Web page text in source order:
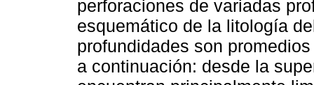
perforaciones de variadas
esquemático de la litología
profundidades son
a continuación: desde la